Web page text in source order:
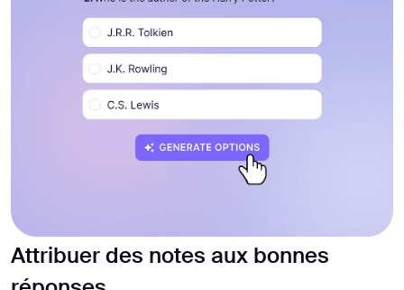
Attribuer des notes aux bonnes